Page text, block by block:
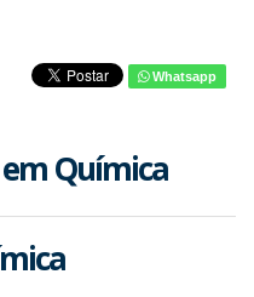
Whatsapp
em Química